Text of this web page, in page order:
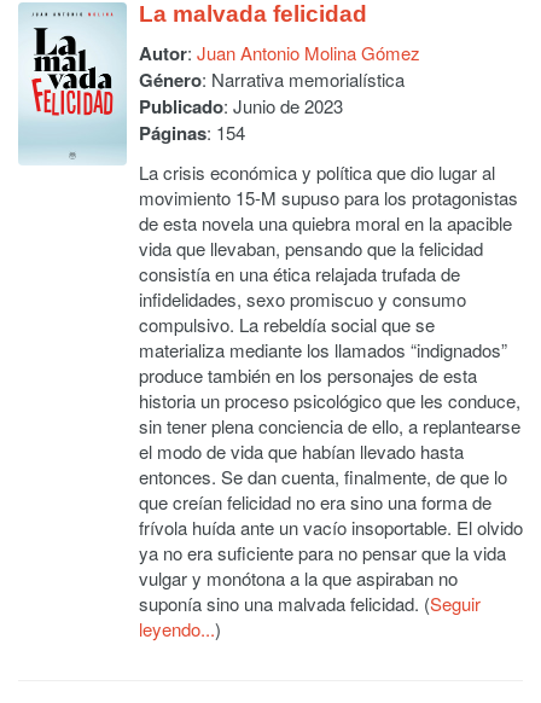
La malvada felicidad
Autor: Juan Antonio Molina Gómez
Género: Narrativa memorialística
Publicado: Junio de 2023
Páginas: 154
La crisis económica y política que dio lugar al
movimiento 15-M supuso para los protagonistas
de esta novela una quiebra moral en la apacible
vida que llevaban, pensando que la felicidad
consistía en una ética relajada trufada de
infidelidades, sexo promiscuo y consumo
compulsivo. La rebeldía social que se
materializa mediante los llamados “indignados”
produce también en los personajes de esta
historia un proceso psicológico que les conduce,
sin tener plena conciencia de ello, a replantearse
el modo de vida que habían llevado hasta
entonces. Se dan cuenta, finalmente, de que lo
que creían felicidad no era sino una forma de
frívola huída ante un vacío insoportable. El olvido
ya no era suficiente para no pensar que la vida
vulgar y monótona a la que aspiraban no
suponía sino una malvada felicidad. (Seguir
leyendo...)